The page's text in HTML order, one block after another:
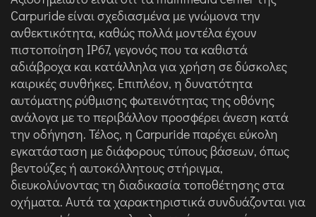
Carpuride είναι σχεδιασμένα με γνώμονα την
ανθεκτικότητα, καθώς πολλά μοντέλα έχουν
πιστοποίηση IP67, γεγονός που τα καθιστά
αδιάβροχα και κατάλληλα για χρήση σε δύσκολες
καιρικές συνθήκες. Επιπλέον, η δυνατότητα
αυτόματης ρύθμισης φωτεινότητας της οθόνης
ανάλογα με το περιβάλλον προσφέρει άνεση κατά
την οδήγηση. Τέλος, η Carpuride παρέχει εύκολη
εγκατάσταση με διάφορους τύπους βάσεων, όπως
βεντούζες ή αυτοκόλλητους στήριγμα,
διευκολύνοντας τη διαδικασία τοποθέτησης στα
οχήματα. Αυτά τα χαρακτηριστικά συνδυάζονται για